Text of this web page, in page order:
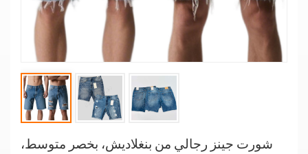
شورت جينز رجالي من بنغلاديش، بخصر متوسط،